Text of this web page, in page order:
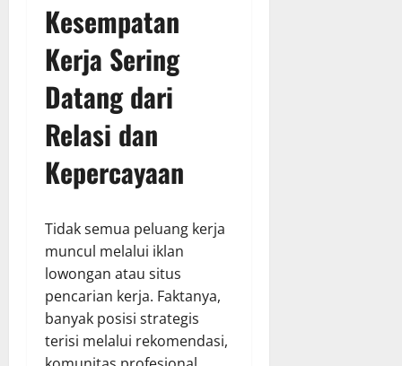
Kesempatan
Kerja Sering
Datang dari
Relasi dan
Kepercayaan
Tidak semua peluang kerja
muncul melalui iklan
lowongan atau situs
pencarian kerja. Faktanya,
banyak posisi strategis
terisi melalui rekomendasi,